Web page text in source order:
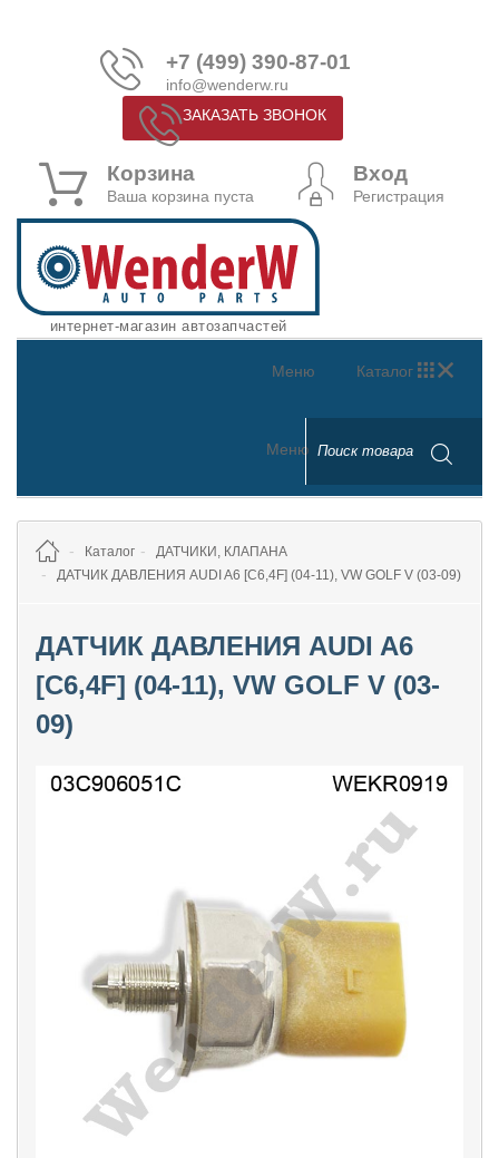
+7 (499) 390-87-01
info@wenderw.ru
ЗАКАЗАТЬ ЗВОНОК
Корзина
Ваша корзина пуста
Вход
Регистрация
интернет-магазин автозапчастей
Каталог
Меню
Меню
Каталог
ДАТЧИКИ, КЛАПАНА
ДАТЧИК ДАВЛЕНИЯ AUDI A6 [C6,4F] (04-11), VW GOLF V (03-09)
ДАТЧИК ДАВЛЕНИЯ AUDI A6
[C6,4F] (04-11), VW GOLF V (03-
09)